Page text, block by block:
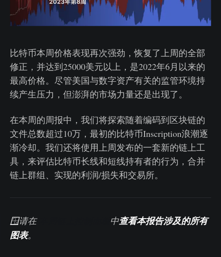
比特币本周价格表现再次强劲，恢复了上周的全部
修正，并达到25000美元以上，是2022年6月以来的
最高价格。尽管美国与数字资产有关的监管环境持
续产生压力，但澎湃的市场力量还是出现了。
在本周的周报中，我们将探索随着编码到区块链的
文件总数超过10万，最初的比特币Inscription浪潮逐
渐冷却。我们还将使用上周发布的一套新的链上工
具，来评估比特币长线和短线持有者的行为，合并
链上群组、实现的利润/损失和交易所。
🪟请在 中查看本报告涉及的所有
图表。